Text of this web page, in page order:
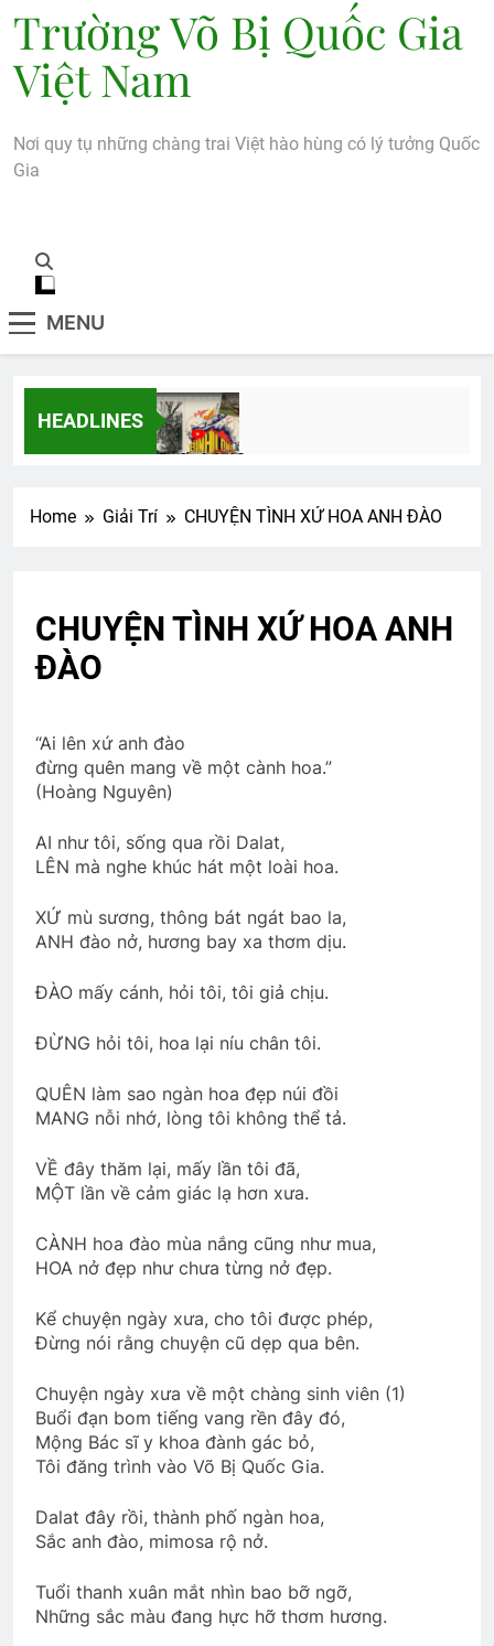
Trường Võ Bị Quốc Gia
Việt Nam
Nơi quy tụ những chàng trai Việt hào hùng có lý tưởng Quốc
Gia
MENU
HEADLINES
Quốc Lộ 13
8 Months Ago
MÙA XUÂN (William Blake)
ĐÀO MAI DÀNH TẶNG
3 Years Ago
3 Years Ago
K28 VN thăm CSVSQ Long K25
3 Years Ago
Thư mời tham dự xuất bản Đa Hiệu 127
Quân Kỳ – Quân Phục
2 Years Ago
NỖI ĐAU CON TIM TAN VỠ (Erika Jong)
Home Giải Trí CHUYỆN TÌNH XỨ HOA ANH ĐÀO
CHUYỆN TÌNH XỨ HOA ANH
ĐÀO
“Ai lên xứ anh đào
đừng quên mang về một cành hoa.”
(Hoàng Nguyên)
AI như tôi, sống qua rồi Dalat,
LÊN mà nghe khúc hát một loài hoa.
XỨ mù sương, thông bát ngát bao la,
ANH đào nở, hương bay xa thơm dịu.
ĐÀO mấy cánh, hỏi tôi, tôi giả chịu.
ĐỪNG hỏi tôi, hoa lại níu chân tôi.
QUÊN làm sao ngàn hoa đẹp núi đồi
MANG nỗi nhớ, lòng tôi không thể tả.
VỀ đây thăm lại, mấy lần tôi đã,
MỘT lần về cảm giác lạ hơn xưa.
CÀNH hoa đào mùa nắng cũng như mua,
HOA nở đẹp như chưa từng nở đẹp.
Kể chuyện ngày xưa, cho tôi được phép,
Đừng nói rằng chuyện cũ dẹp qua bên.
Chuyện ngày xưa về một chàng sinh viên (1)
Buổi đạn bom tiếng vang rền đây đó,
Mộng Bác sĩ y khoa đành gác bỏ,
Tôi đăng trình vào Võ Bị Quốc Gia.
Dalat đây rồi, thành phố ngàn hoa,
Sắc anh đào, mimosa rộ nở.
Tuổi thanh xuân mắt nhìn bao bỡ ngỡ,
Những sắc màu đang hực hỡ thơm hương.